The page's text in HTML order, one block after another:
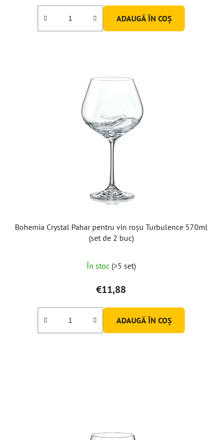
ADAUGĂ ÎN COŞ
Bohemia Crystal Pahar pentru vin roșu Turbulence 570ml
(set de 2 buc)
medie
a
produsului
este
5,0
În stoc (>5 set)
€11,88
ADAUGĂ ÎN COŞ